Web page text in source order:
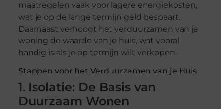
maatregelen vaak voor lagere energiekosten,
wat je op de lange termijn geld bespaart.
Daarnaast verhoogt het verduurzamen van je
woning de waarde van je huis, wat vooral
handig is als je op termijn wilt verkopen.
Stappen voor het Verduurzamen van je Huis
1. Isolatie: De Basis van
Duurzaam Wonen